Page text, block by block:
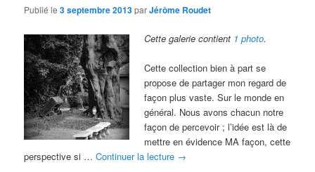
Publié le3 septembre 2013parJérôme Roudet
Cette galerie contient 1 photo.
Cette collection bien à part se
propose de partager mon regard de
façon plus vaste. Sur le monde en
général. Nous avons chacun notre
façon de percevoir ; l’idée est là de
mettre en évidence MA façon, cette
perspective si …Continuer la lecture →